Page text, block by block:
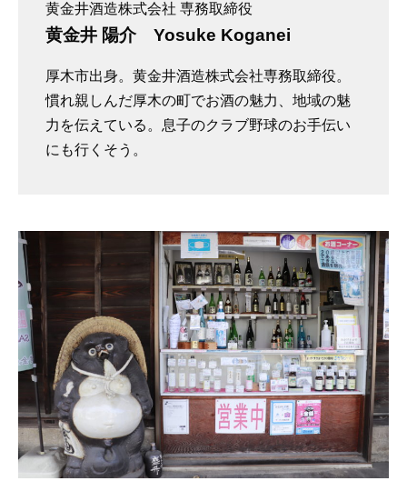
黄金井酒造株式会社 専務取締役
黄金井 陽介 Yosuke Koganei
厚木市出身。黄金井酒造株式会社専務取締役。
慣れ親しんだ厚木の町でお酒の魅力、地域の魅
力を伝えている。息子のクラブ野球のお手伝い
にも行くそう。